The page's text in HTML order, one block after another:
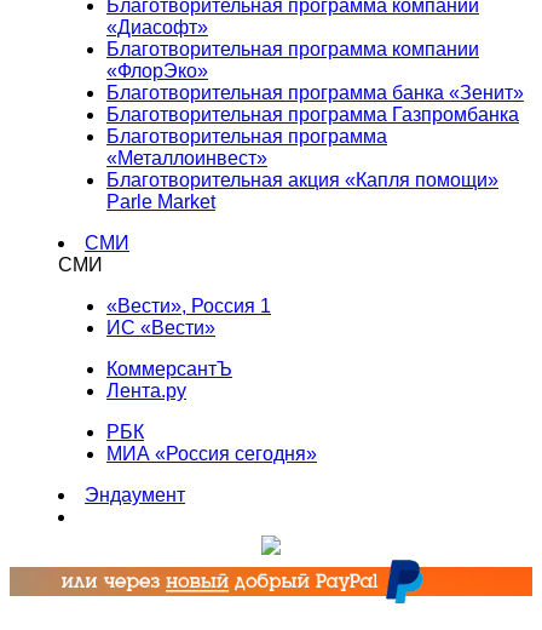
Благотворительная программа компании
«Диасофт»
Благотворительная программа компании
«ФлорЭко»
Благотворительная программа банка «Зенит»
Благотворительная программа Газпромбанка
Благотворительная программа
«Металлоинвест»
Благотворительная акция «Капля помощи»
Parle Market
СМИ
СМИ
«Вести», Россия 1
ИС «Вести»
КоммерсантЪ
Лента.ру
РБК
МИА «Россия сегодня»
Эндаумент